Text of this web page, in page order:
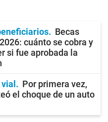
Becas
cuánto se cobra y
si fue aprobada la
Por primera vez,
el choque de un auto